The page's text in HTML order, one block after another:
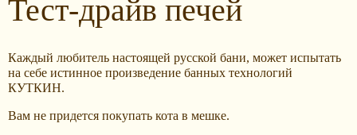
Тест-драйв печей
Каждый любитель настоящей русской бани, может испытать
на себе истинное произведение банных технологий
КУТКИН.
Вам не придется покупать кота в мешке.